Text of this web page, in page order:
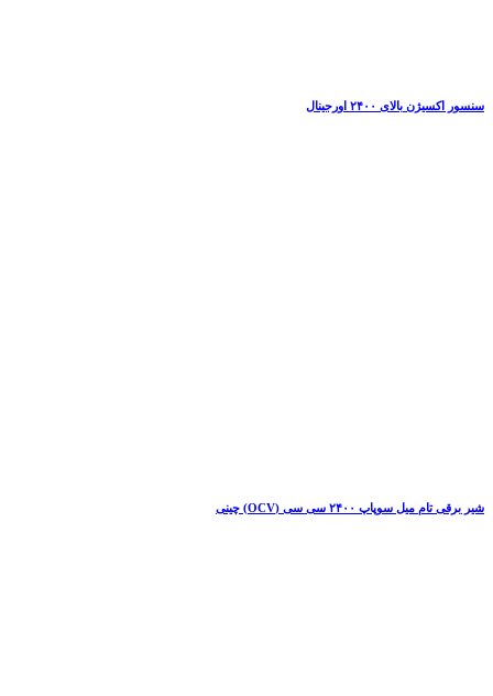
سنسور اکسیژن بالای ۲۴۰۰ اورجینال
شیر برقی تام میل سوپاپ ۲۴۰۰ سی سی (OCV) چینی